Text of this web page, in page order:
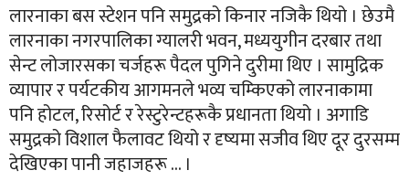
लारनाका बस स्टेशन पनि समुद्रको किनार नजिकै थियो । छेउमै
लारनाका नगरपालिका ग्यालरी भवन, मध्ययुगीन दरबार तथा
सेन्ट लोजारसका चर्जहरू पैदल पुगिने दुरीमा थिए । सामुद्रिक
व्यापार र पर्यटकीय आगमनले भव्य चम्किएको लारनाकामा
पनि होटल, रिसोर्ट र रेस्टुरेन्टहरूकै प्रधानता थियो । अगाडि
समुद्रको विशाल फैलावट थियो र दृष्यमा सजीव थिए दूर दुरसम्म
देखिएका पानी जहाजहरू … ।